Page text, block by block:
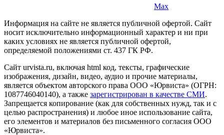
Max
Информация на сайте не является публичной офертой. Cайт
носит исключительно информационный характер и ни при
каких условиях не является публичной офертой,
определяемой положениями ст. 437 ГК РФ.
Сайт urvista.ru, включая html код, тексты, графические
изображения, дизайн, видео­, аудио­ и прочие материалы,
является объектом авторского права ООО «Юрвиста» (ОГРН:
1087746040140), а также зарегистрирован в качестве СМИ.
Запрещается копирование (как для собственных нужд, так и с
целью распространения) и любое иное использование сайта,
его элементов и материалов без письменного согласия ООО
«Юрвиста».